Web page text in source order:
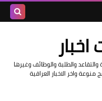
والطلبة والوظائف وغيرها
واخر الاخبار العراقية